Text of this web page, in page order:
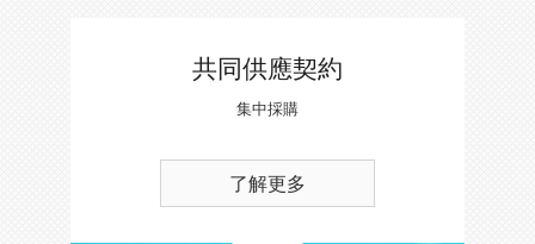
共同供應契約
集中採購
了解更多